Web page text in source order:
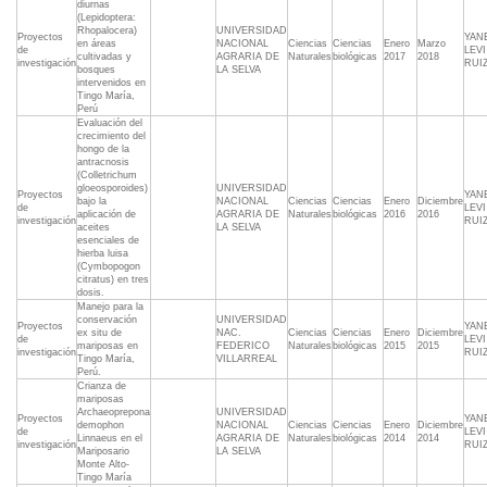
Proyectos
de
investigación
diurnas
(Lepidoptera:
Rhopalocera)
en áreas
cultivadas y
bosques
intervenidos en
Tingo María,
Perú
UNIVERSIDAD
NACIONAL
AGRARIA DE
LA SELVA
Ciencias
Naturales
Ciencias
biológicas
Enero
2017
Marzo
2018
LEVI
Proyectos
de
investigación
Evaluación del
crecimiento del
hongo de la
antracnosis
(Colletrichum
gloeosporoides)
bajo la
aplicación de
aceites
esenciales de
hierba luisa
(Cymbopogon
citratus) en tres
dosis.
UNIVERSIDAD
NACIONAL
AGRARIA DE
LA SELVA
Ciencias
Naturales
Ciencias
biológicas
Enero
2016
Diciembre
2016
LEVI
Proyectos
de
investigación
Manejo para la
conservación
ex situ de
mariposas en
Tingo María,
Perú.
UNIVERSIDAD
NAC.
FEDERICO
VILLARREAL
Ciencias
Naturales
Ciencias
biológicas
Enero
2015
Diciembre
2015
LEVI
Proyectos
de
investigación
Crianza de
mariposas
Archaeoprepona
demophon
Linnaeus en el
Mariposario
Monte Alto-
Tingo María
UNIVERSIDAD
NACIONAL
AGRARIA DE
LA SELVA
Ciencias
Naturales
Ciencias
biológicas
Enero
2014
Diciembre
2014
LEVI